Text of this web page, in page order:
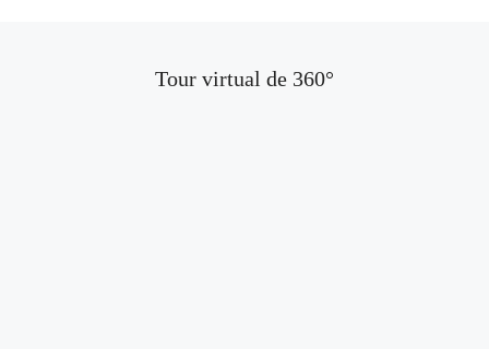
Tour virtual de 360​​°